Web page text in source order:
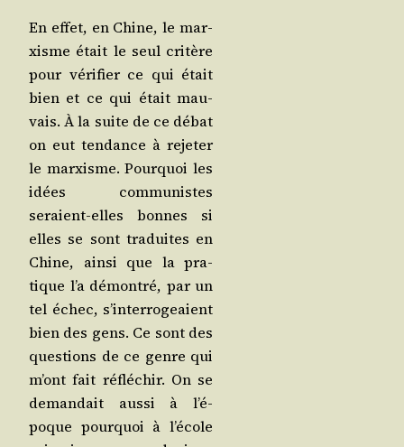
En effet, en Chine, le mar­
xisme était le seul cri­tère
pour véri­fier ce qui était
bien et ce qui était mau­
vais. À la suite de ce débat
on eut ten­dance à reje­ter
le mar­xisme. Pour­quoi les
idées com­mu­nistes
seraient-elles bonnes si
elles se sont tra­duites en
Chine, ain­si que la pra­
tique l’a démon­tré, par un
tel échec, s’in­ter­ro­geaient
bien des gens. Ce sont des
ques­tions de ce genre qui
m’ont fait réflé­chir. On se
deman­dait aus­si à l’é­
poque pour­quoi à l’é­cole